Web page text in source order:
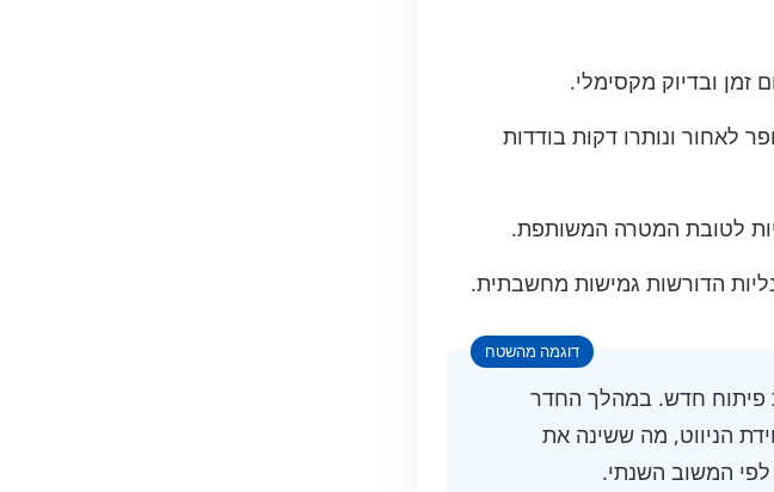
זמן ובדיוק מקסימלי.
לאחור ונותרו דקות בודדות
לטובת המטרה המשותפת.
הדורשות גמישות מחשבתית.
פיתוח חדש. במהלך החדר
הניווט, מה ששינה את
לפי המשוב השנתי.